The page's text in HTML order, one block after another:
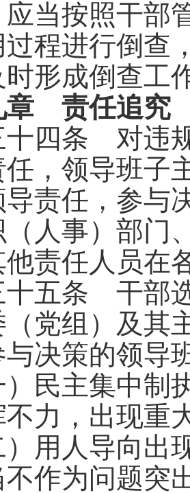
当按照干部
程进行倒查
形成倒查工
责任追究
条 对违规
，领导班子
责任，参与
人事）部门
责任人员在
条 干部选
党组）及其
与决策的领导
主集中制执
力，出现重
人导向出现
作为问题突